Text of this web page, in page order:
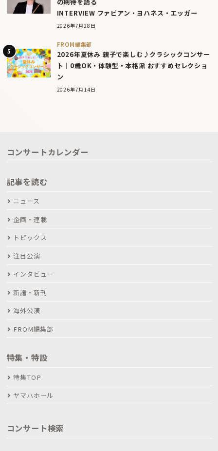
INTERVIEW ファビアン・ヨハネス・エッガー
2026年7月28日
FROM編集部
2026年夏休み 親子で楽しむ♪クラシックコンサー
ト｜0歳OK・体験型・本格派 おすすめセレクショ
ン
2026年7月14日
コンサートカレンダー
記事を読む
ニュース
企画・連載
トピックス
注目公演
インタビュー
新譜・新刊
海外公演
FROM編集部
特集・特設
特集TOP
ヤマハホール
コンサート検索